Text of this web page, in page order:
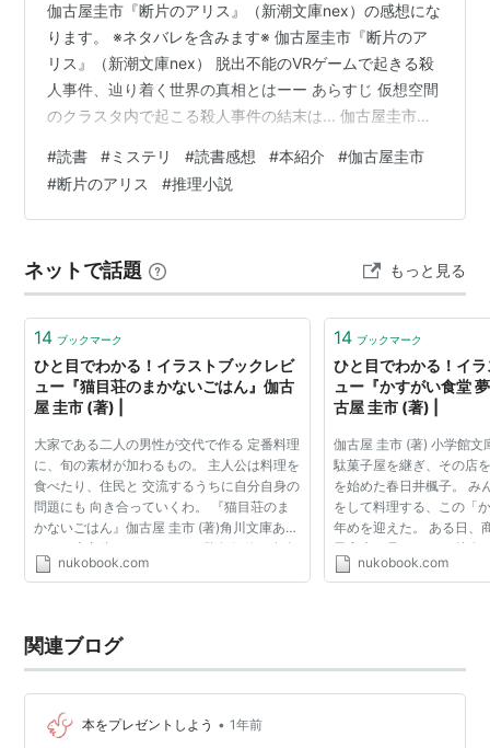
伽古屋圭市『断片のアリス』（新潮文庫nex）の感想にな
ります。 ※ネタバレを含みます※ 伽古屋圭市『断片のア
リス』（新潮文庫nex） 脱出不能のVRゲームで起きる殺
人事件、辿り着く世界の真相とはーー あらすじ 仮想空間
のクラスタ内で起こる殺人事件の結末は... 伽古屋圭市
文庫nex） 作者:伽古屋圭市 新潮社 Amazon 脱出不能の
VRゲームで起きる殺人事件、辿り着く世界の真相とはー
ー あらすじ 雪と氷に閉ざされた現実世界から離れ、人々
いた。傷つくことのない穏やかで平和な仮想空間で。…
#読書 #ミステリ #読書感想 #本紹介 #伽古屋圭市
#断片のアリス #推理小説
ネットで話題 もっと見る
14 ブックマーク
ひと目でわかる！イラストブックレビ
ュー『猫目荘のまかないごはん』伽古
屋 圭市 (著) |
大家である二人の男性が交代で作る 定番料理
に、旬の素材が加わるもの。 主人公は料理を
食べたり、住民と 交流するうちに自分自身の
問題にも 向き合っていくわ。 『猫目荘のま
かないごはん』伽古屋 圭市 (著)角川文庫あら
すじ二十九歳のフリーター、降矢伊緒は友人
の紹介で阿佐ヶ谷の年季の入った木造二階建
nukobook.com
14 ブックマーク
ひと目でわかる！イ
ュー『かすがい食堂
古屋 圭市 (著) |
伽古屋 圭市 (著) 小学館文
駄菓子屋を継ぎ、その店
を始めた春日井楓子。 み
をして料理する、この「
年めを迎えた。 ある日、
子高生を見つける。 彼女
あると感じ、楓子はかす
nukobook.com
関連ブログ
本をプレゼントしよう • 1年前